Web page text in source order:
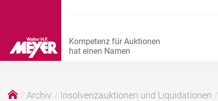
Archiv Insolvenzauktionen und Liquidationen